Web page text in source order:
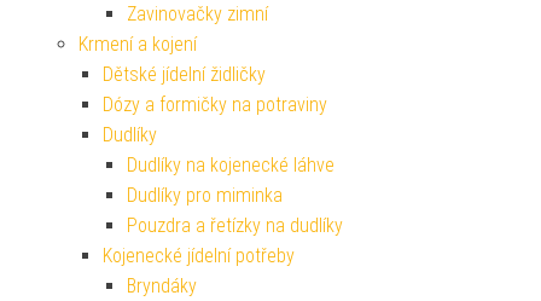
Zavinovačky zimní
Krmení a kojení
Dětské jídelní židličky
Dózy a formičky na potraviny
Dudlíky
Dudlíky na kojenecké láhve
Dudlíky pro miminka
Pouzdra a řetízky na dudlíky
Kojenecké jídelní potřeby
Bryndáky